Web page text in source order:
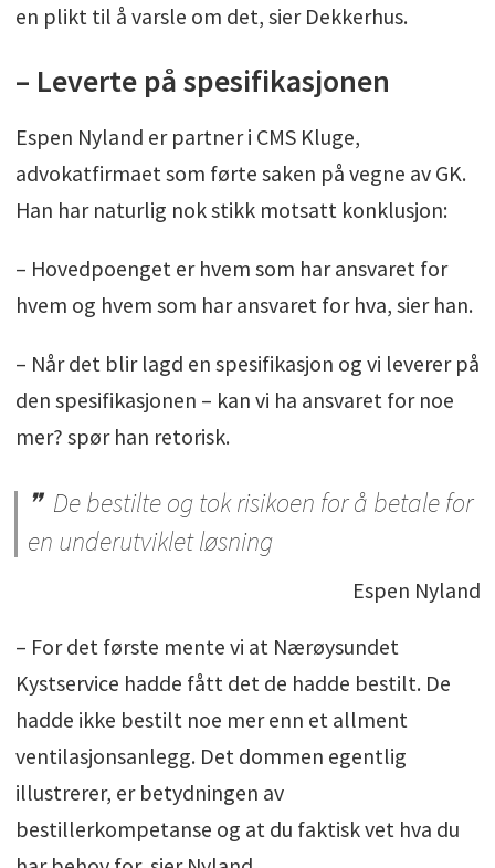
en plikt til å varsle om det, sier Dekkerhus.
– Leverte på spesifikasjonen
Espen Nyland er partner i CMS Kluge,
advokatfirmaet som førte saken på vegne av GK.
Han har naturlig nok stikk motsatt konklusjon:
– Hovedpoenget er hvem som har ansvaret for
hvem og hvem som har ansvaret for hva, sier han.
– Når det blir lagd en spesifikasjon og vi leverer på
den spesifikasjonen – kan vi ha ansvaret for noe
mer? spør han retorisk.
De bestilte og tok risikoen for å betale for
en underutviklet løsning
Espen Nyland
– For det første mente vi at Nærøysundet
Kystservice hadde fått det de hadde bestilt. De
hadde ikke bestilt noe mer enn et allment
ventilasjonsanlegg. Det dommen egentlig
illustrerer, er betydningen av
bestillerkompetanse og at du faktisk vet hva du